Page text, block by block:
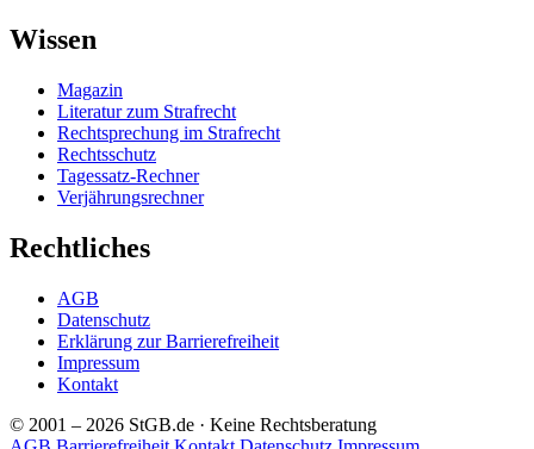
Wissen
Magazin
Literatur zum Strafrecht
Rechtsprechung im Strafrecht
Rechtsschutz
Tagessatz-Rechner
Verjährungsrechner
Rechtliches
AGB
Datenschutz
Erklärung zur Barrierefreiheit
Impressum
Kontakt
© 2001 – 2026 StGB.de · Keine Rechtsberatung